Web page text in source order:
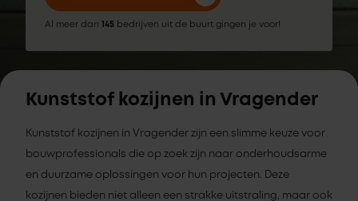
Al meer dan 145 bedrijven uit de buurt gingen je voor!
Kunststof kozijnen in Vragender
Kunststof kozijnen in Vragender zijn een slimme keuze voor
bouwprofessionals die op zoek zijn naar onderhoudsarme
en duurzame oplossingen voor hun projecten. Deze
kozijnen bieden niet alleen een strakke uitstraling, maar ook